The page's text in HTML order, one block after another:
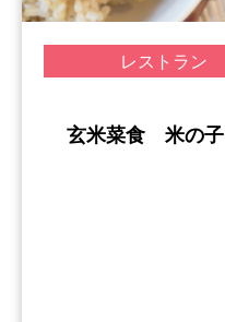
レストラン
玄米菜食 米の子